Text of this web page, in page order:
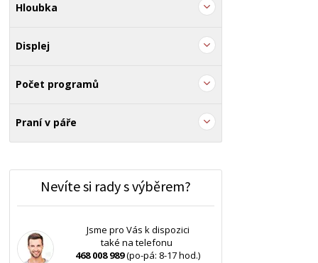
Hloubka
Displej
Počet programů
Praní v páře
Nevíte si rady s výběrem?
Jsme pro Vás k dispozici
také na telefonu
468 008 989(po-pá: 8-17 hod.)